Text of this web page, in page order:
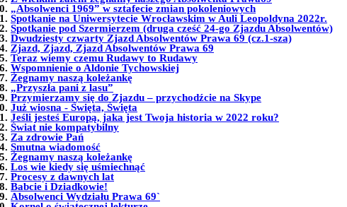
„Absolwenci 1969” w sztafecie zmian pokoleniowych
Spotkanie na Uniwersytecie Wrocławskim w Auli Leopoldyna 2022r.
Spotkanie pod Szermierzem (druga cześć 24-go Zjazdu Absolwentów)
Dwudziesty czwarty Zjazd Absolwentów Prawa 69 (cz.1-sza)
Zjazd, Zjazd, Zjazd Absolwentów Prawa 69
Teraz wiemy czemu Rudawy to Rudawy
Wspomnienie o Aldonie Tychowskiej
Żegnamy naszą koleżankę
„Przyszła pani z lasu”
Przymierzamy się do Zjazdu – przychodźcie na Skype
Już wiosna - Święta, Święta
Jeśli jesteś Europą, jaka jest Twoja historia w 2022 roku?
Świat nie kompatybilny
Za zdrowie Pań
Smutna wiadomość
Żegnamy naszą koleżankę
Los wie kiedy się uśmiechnąć
Procesy z dawnych lat
Babcie i Dziadkowie!
Absolwenci Wydziału Prawa 69`